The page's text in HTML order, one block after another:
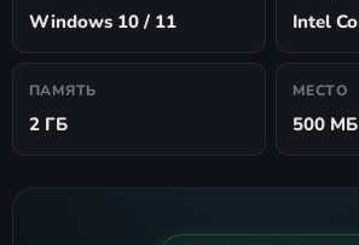
Windows 10 / 11 Intel
ПАМЯТЬ
2 ГБ
МЕСТО
500 МБ